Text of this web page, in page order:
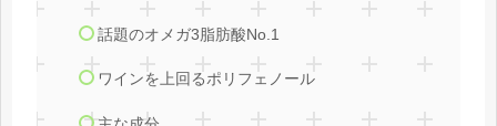
話題のオメガ3脂肪酸No.1
ワインを上回るポリフェノール